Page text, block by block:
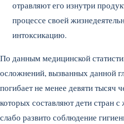
отравляют его изнутри
процессе своей
интоксикацию.
По данным медицинской
осложнений, вызванных данной
погибает не менее девяти тысяч
которых составляют дети стран
слабо развито соблюдение